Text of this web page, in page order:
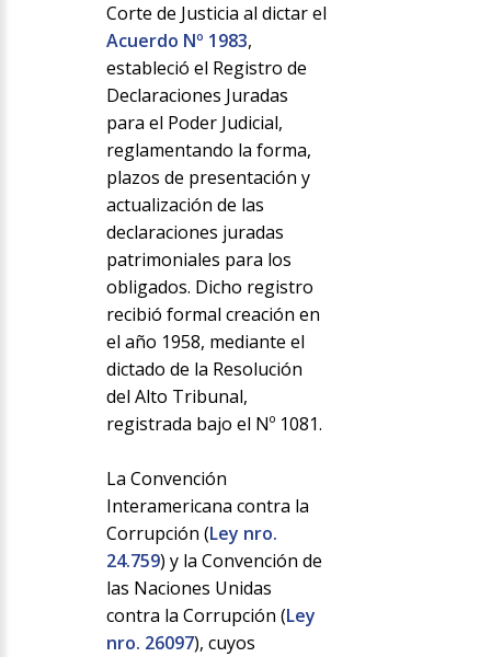
Corte de Justicia al dictar el
Acuerdo Nº 1983,
estableció el Registro de
Declaraciones Juradas
para el Poder Judicial,
reglamentando la forma,
plazos de presentación y
actualización de las
declaraciones juradas
patrimoniales para los
obligados. Dicho registro
recibió formal creación en
el año 1958, mediante el
dictado de la Resolución
del Alto Tribunal,
registrada bajo el Nº 1081.
La Convención
Interamericana contra la
Corrupción (Ley nro.
24.759) y la Convención de
las Naciones Unidas
contra la Corrupción (Ley
nro. 26097), cuyos